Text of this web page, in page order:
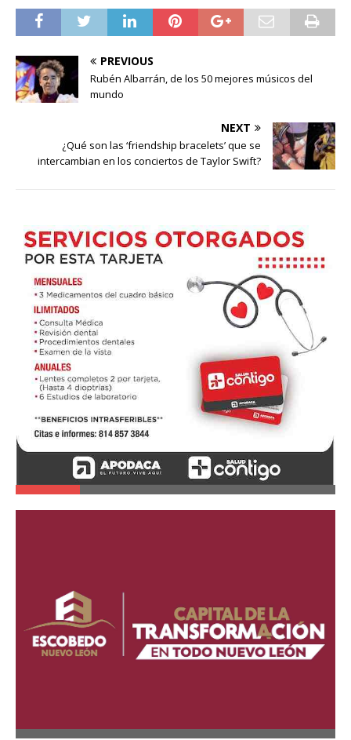
PREVIOUS
Rubén Albarrán, de los 50 mejores músicos del
mundo
NEXT
¿Qué son las ‘friendship bracelets’ que se
intercambian en los conciertos de Taylor Swift?